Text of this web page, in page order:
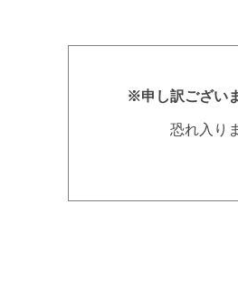
※申し訳ござい
恐れ入り